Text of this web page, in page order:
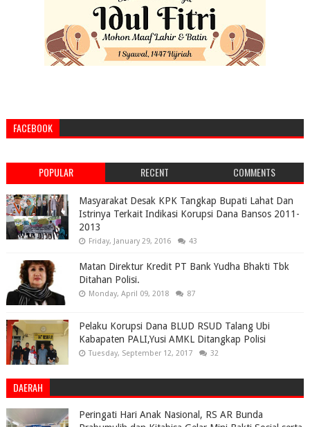
FACEBOOK
POPULAR RECENT COMMENTS
Masyarakat Desak KPK Tangkap Bupati Lahat Dan
Istrinya Terkait Indikasi Korupsi Dana Bansos 2011-
2013
Friday, January 29, 2016 43
Matan Direktur Kredit PT Bank Yudha Bhakti Tbk
Ditahan Polisi.
Monday, April 09, 2018 87
Pelaku Korupsi Dana BLUD RSUD Talang Ubi
Kabapaten PALI,Yusi AMKL Ditangkap Polisi
Tuesday, September 12, 2017 32
DAERAH
Peringati Hari Anak Nasional, RS AR Bunda